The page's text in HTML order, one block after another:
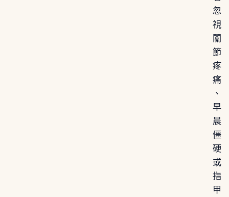
忽
視
關
節
疼
痛
、
早
晨
僵
硬
或
指
甲